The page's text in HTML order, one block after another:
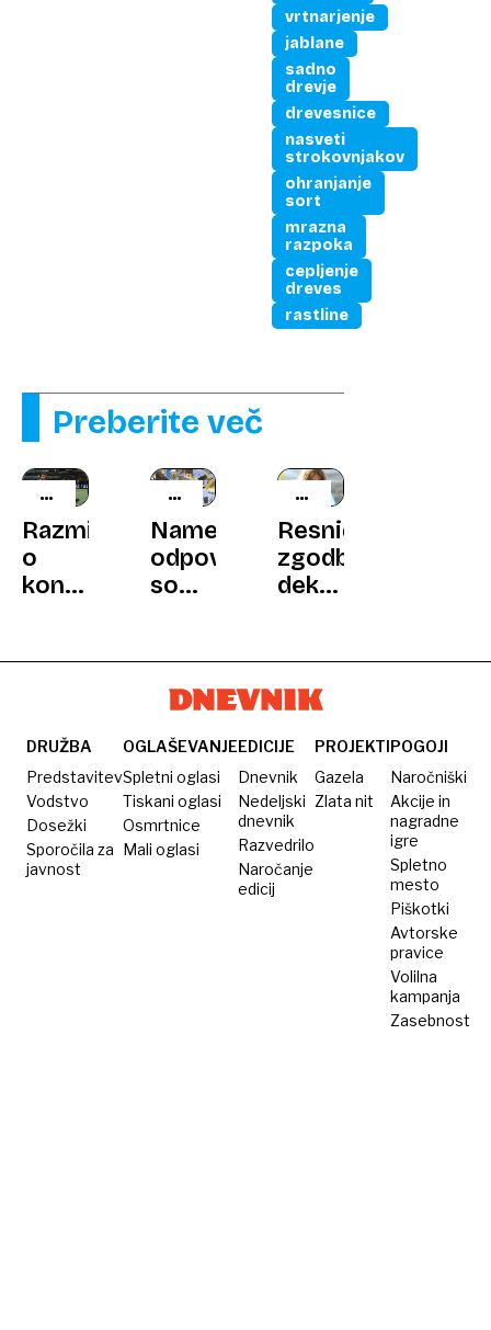
vrtnarjenje
jablane
sadno
drevje
drevesnice
nasveti
strokovnjakov
ohranjanje
sort
mrazna
razpoka
cepljenje
dreves
rastline
Preberite več
NAJLEPŠA
TENIŠKA
ZGODBA
Razmišljal
o
koncu
mu je
skok
na
lestvici
NI
ŠALA
Namesto
odpovedi
so
kako
je
presenetil
hvaležni
šef
PRIMER
NATALIJE
GRACE
Resnična
zgodba:
deklico
odraslo
osebo
pustili
samo
DRUŽBA
Predstavitev
Vodstvo
Dosežki
Sporočila za
javnost
OGLAŠEVANJE
Spletni oglasi
Tiskani oglasi
Osmrtnice
Mali oglasi
EDICIJE
Dnevnik
Nedeljski
dnevnik
Razvedrilo
Naročanje
edicij
PROJEKTI
Gazela
Zlata nit
POGOJI
Naročniški
Akcije in
nagradne
igre
Spletno
mesto
Piškotki
Avtorske
pravice
Volilna
kampanja
Zasebnost